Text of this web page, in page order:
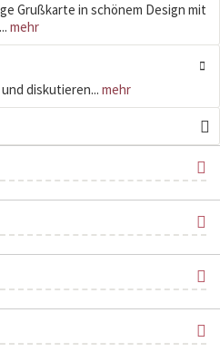
Grußkarte in schönem Design mit
mehr
diskutieren... mehr